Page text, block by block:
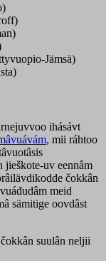
Jämsä)
ihásávt
, mii ráhtoo
jieškote-uv eennâm
čokkân
meid
sämitige oovdâst
suulân neljii